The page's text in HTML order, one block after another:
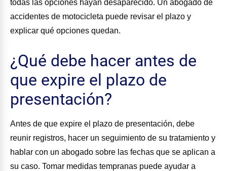
todas las opciones hayan desaparecido. Un abogado de
accidentes de motocicleta puede revisar el plazo y
explicar qué opciones quedan.
¿Qué debe hacer antes de
que expire el plazo de
presentación?
Antes de que expire el plazo de presentación, debe
reunir registros, hacer un seguimiento de su tratamiento y
hablar con un abogado sobre las fechas que se aplican a
su caso. Tomar medidas tempranas puede ayudar a